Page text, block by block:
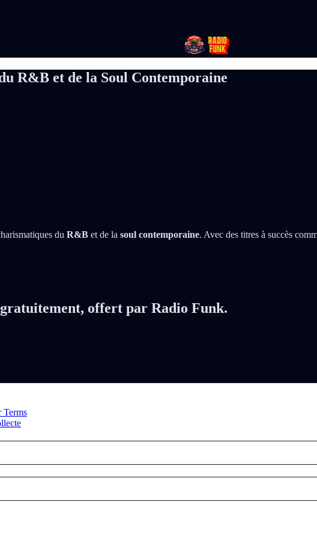
R&B et de la Soul Contemporaine
du R&B et de la soul contemporaine. Avec des titres à succès
offert par Radio Funk.
Terms